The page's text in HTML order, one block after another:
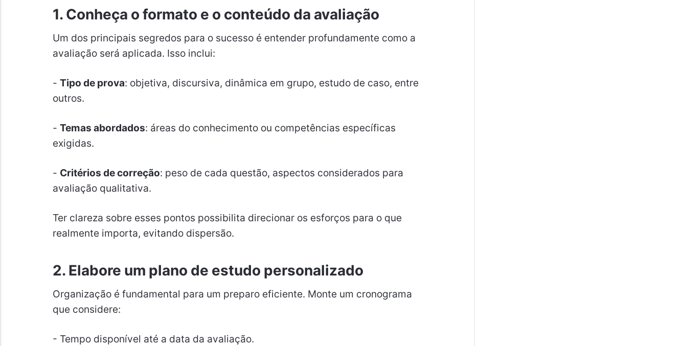
1. Conheça o formato e o conteúdo da avaliação
Um dos principais segredos para o sucesso é entender profundamente como a
avaliação será aplicada. Isso inclui:
- Tipo de prova: objetiva, discursiva, dinâmica em grupo, estudo de caso, entre
outros.
- Temas abordados: áreas do conhecimento ou competências específicas
exigidas.
- Critérios de correção: peso de cada questão, aspectos considerados para
avaliação qualitativa.
Ter clareza sobre esses pontos possibilita direcionar os esforços para o que
realmente importa, evitando dispersão.
2. Elabore um plano de estudo personalizado
Organização é fundamental para um preparo eficiente. Monte um cronograma
que considere:
- Tempo disponível até a data da avaliação.